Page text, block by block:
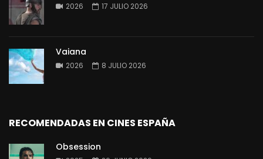
2026 17 JULIO 2026
Vaiana
2026 8 JULIO 2026
RECOMENDADAS EN CINES ESPAÑA
Obsession